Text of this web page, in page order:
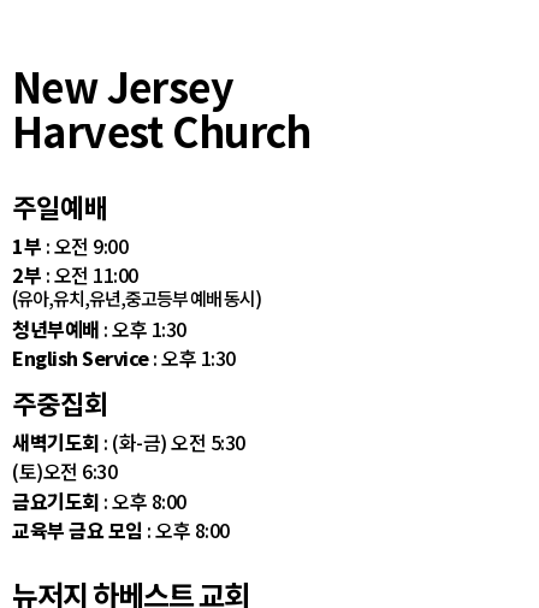
New Jersey
Harvest Church
주일예배
1부 : 오전 9:00
2부 : 오전 11:00
(유아,유치,유년,중고등부 예배 동시)
청년부예배 : 오후 1:30
English Service: 오후 1:30
주중집회
새벽기도회 : (화-금) 오전 5:30
(토)오전 6:30
금요기도회 : 오후 8:00
교육부 금요 모임 : 오후 8:00
뉴저지 하베스트 교회